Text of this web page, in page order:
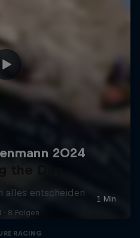
the Day
alles entscheiden
· 8 Folgen
RACING